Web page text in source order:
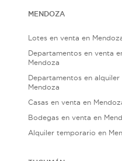
MENDOZA
Lotes en venta en
Departamentos en venta
Mendoza
Departamentos en alquiler
Mendoza
Casas en venta en
Bodegas en venta en
Alquiler temporario en